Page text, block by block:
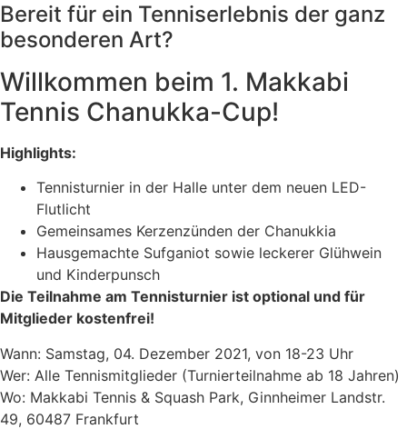
Bereit für ein Tenniserlebnis der ganz
besonderen Art?
Willkommen beim 1. Makkabi
Tennis Chanukka-Cup!
Highlights:
Tennisturnier in der Halle unter dem neuen LED-
Flutlicht
Gemeinsames Kerzenzünden der Chanukkia
Hausgemachte Sufganiot sowie leckerer Glühwein
und Kinderpunsch
Die Teilnahme am Tennisturnier ist optional und für
Mitglieder kostenfrei!
Wann: Samstag, 04. Dezember 2021, von 18-23 Uhr
Wer: Alle Tennismitglieder (Turnierteilnahme ab 18 Jahren)
Wo: Makkabi Tennis & Squash Park, Ginnheimer Landstr.
49, 60487 Frankfurt